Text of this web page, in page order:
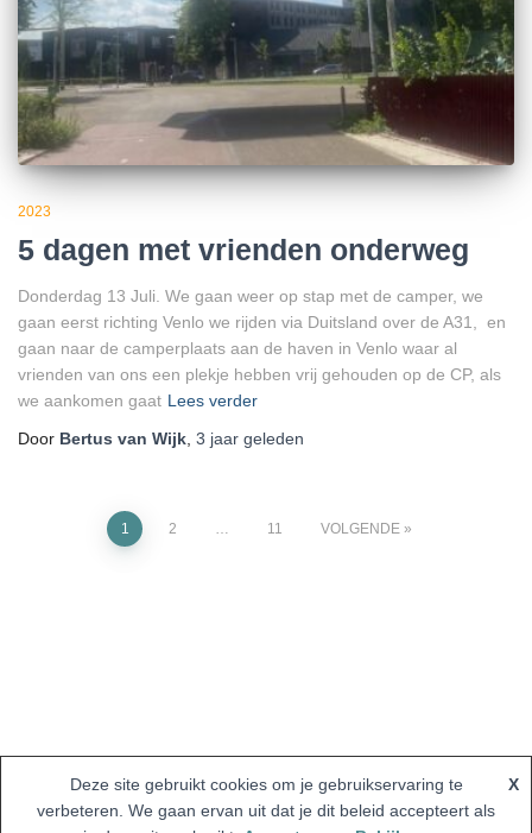
2023
5 dagen met vrienden onderweg
Donderdag 13 Juli. We gaan weer op stap met de camper, we
gaan eerst richting Venlo we rijden via Duitsland over de A31, en
gaan naar de camperplaats aan de haven in Venlo waar al
vrienden van ons een plekje hebben vrij gehouden op de CP, als
we aankomen gaat Lees verder
Door Bertus van Wijk 3 jaar geleden
Berichten
1 2 11 VOLGENDE
Deze site gebruikt cookies om je gebruikservaring te
verbeteren. We gaan ervan uit dat je dit beleid accepteert als
X